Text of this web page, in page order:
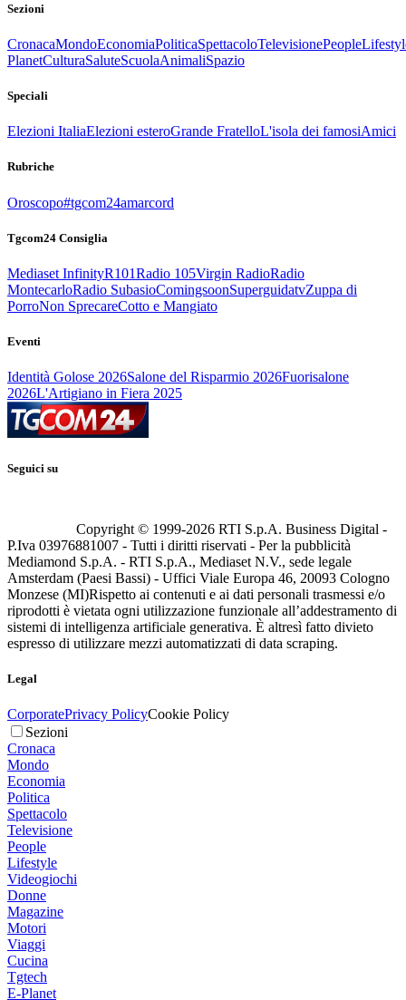
Sezioni
CronacaMondoEconomiaPoliticaSpettacoloTelevisionePeople
PlanetCulturaSaluteScuolaAnimaliSpazio
Speciali
Elezioni ItaliaElezioni esteroGrande FratelloL'isola dei famosiAmici
Rubriche
Oroscopo#tgcom24amarcord
Tgcom24 Consiglia
Mediaset InfinityR101Radio 105Virgin RadioRadio
MontecarloRadio SubasioComingsoonSuperguidatvZuppa di
PorroNon SprecareCotto e Mangiato
Eventi
Identità Golose 2026Salone del Risparmio 2026Fuorisalone
2026L'Artigiano in Fiera 2025
Seguici su
Copyright © 1999-2026 RTI S.p.A. Business Digital -
P.Iva 03976881007 - Tutti i diritti riservati - Per la pubblicità
Mediamond S.p.A. - RTI S.p.A., Mediaset N.V., sede legale
Amsterdam (Paesi Bassi) - Uffici Viale Europa 46, 20093 Cologno
Monzese (MI)Rispetto ai contenuti e ai dati personali trasmessi e/o
riprodotti è vietata ogni utilizzazione funzionale all’addestramento di
sistemi di intelligenza artificiale generativa. È altresì fatto divieto
espresso di utilizzare mezzi automatizzati di data scraping.
Legal
CorporatePrivacy PolicyCookie Policy
Sezioni
Cronaca
Mondo
Economia
Politica
Spettacolo
Televisione
People
Lifestyle
Videogiochi
Donne
Magazine
Motori
Viaggi
Cucina
Tgtech
E-Planet